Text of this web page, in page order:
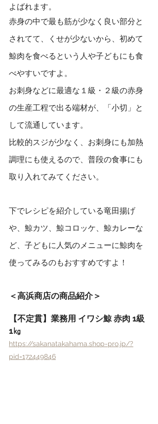
よばれます。
赤身の中で最も筋が少なく良い部分と
されてて、くせが少ないから、初めて
鯨肉を食べるという人や子どもにも食
べやすいですよ。
お刺身などに最適な１級・２級の赤身
の生産工程で出る端材が、「小切」と
して流通しています。
比較的スジが少なく、お刺身にも加熱
調理にも使えるので、普段の食事にも
取り入れてみてください。
下でレシピを紹介している竜田揚げ
や、鯨カツ、鯨コロッケ、鯨カレーな
ど、子どもに人気のメニューに鯨肉を
使ってみるのもおすすめですよ！
＜高浜商店の商品紹介＞
【不定貫】業務用 イワシ鯨 赤肉 1級
1㎏
https://sakanatakahama.shop-pro.jp/?
pid=172449846